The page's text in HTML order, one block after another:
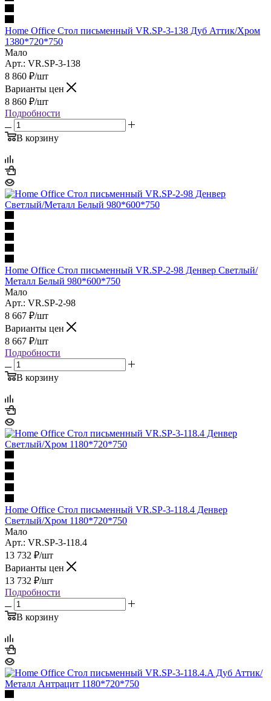
Home Office Стол письменный VR.SP-3-138 Дуб Аттик/Хром
1380*720*750
Мало
Арт.: VR.SP-3-138
8 860 ₽/шт
Варианты цен
8 860 ₽/шт
Подробности
В корзину
Home Office Стол письменный VR.SP-2-98 Денвер Светлый/
Металл Белый 980*600*750
Мало
Арт.: VR.SP-2-98
8 667 ₽/шт
Варианты цен
8 667 ₽/шт
Подробности
В корзину
Home Office Стол письменный VR.SP-3-118.4 Денвер
Светлый/Хром 1180*720*750
Мало
Арт.: VR.SP-3-118.4
13 732 ₽/шт
Варианты цен
13 732 ₽/шт
Подробности
В корзину